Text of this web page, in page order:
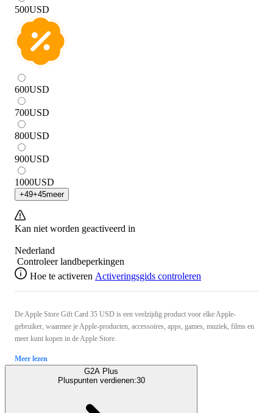
500USD
600USD
700USD
800USD
900USD
1000USD
+49+45meer
Kan niet worden geactiveerd in
Nederland
Controleer landbeperkingen
Hoe te activeren Activeringsgids controleren
De Apple Store Gift Card 35 USD is een veelzijdig product voor elke Apple-
gebruiker, waarmee je Apple-producten, accessoires, apps, games, muziek, films en
meer kunt kopen in de Apple Store.
Meer lezen
G2A Plus
Pluspunten verdienen:30